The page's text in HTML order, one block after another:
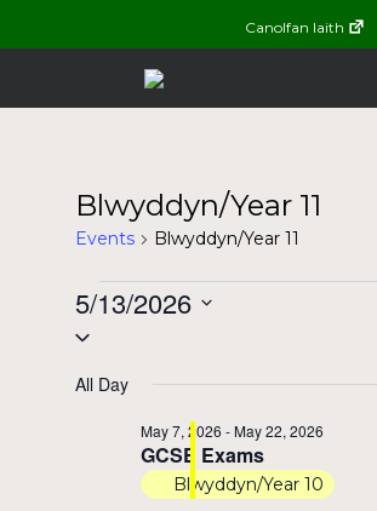
Canolfan Iaith
Blwyddyn/Year 11
Events Blwyddyn/Year 11
Events
for
May
5/13/2026
Select
All Day
GCSE Exams
May 7, 2026 - May 22, 2026
Blwyddyn/Year 10